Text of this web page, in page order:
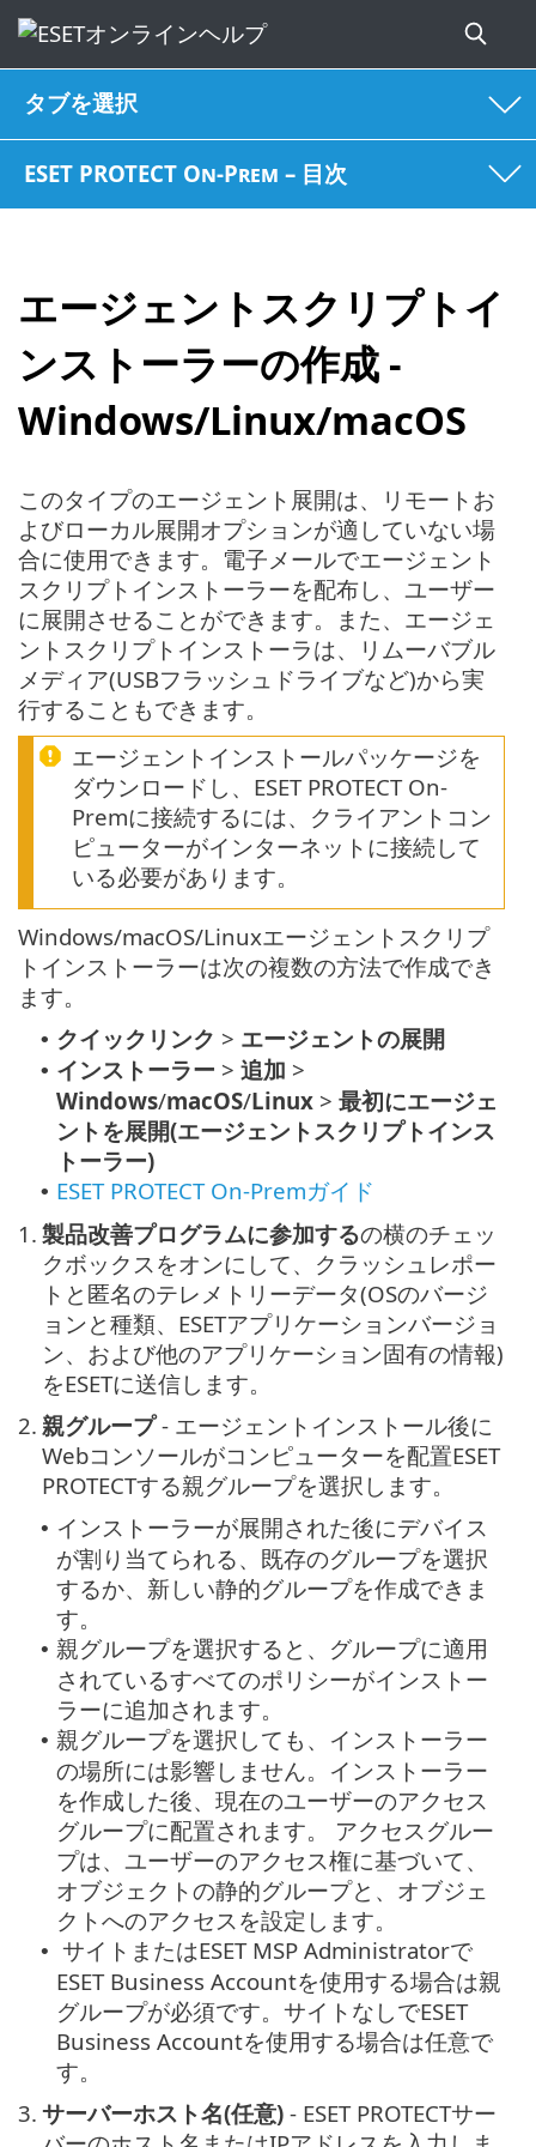
タブを選択
ESET PROTECT On-Prem – 目次
エージェントスクリプトイ
ンストーラーの作成 -
Windows/Linux/macOS
このタイプのエージェント展開は、リモートお
よびローカル展開オプションが適していない場
合に使用できます。電子メールでエージェント
スクリプトインストーラーを配布し、ユーザー
に展開させることができます。また、エージェ
ントスクリプトインストーラは、リムーバブル
メディア(USBフラッシュドライブなど)から実
行することもできます。
エージェントインストールパッケージを
ダウンロードし、ESET PROTECT On-
Premに接続するには、クライアントコン
ピューターがインターネットに接続して
いる必要があります。
Windows/macOS/Linuxエージェントスクリプ
トインストーラーは次の複数の方法で作成でき
ます。
• クイックリンク > エージェントの展開
• インストーラー > 追加 >
Windows/macOS/Linux > 最初にエージェ
ントを展開(エージェントスクリプトインス
トーラー)
• ESET PROTECT On-Premガイド
1. 製品改善プログラムに参加するの横のチェッ
クボックスをオンにして、クラッシュレポー
トと匿名のテレメトリーデータ(OSのバージ
ョンと種類、ESETアプリケーションバージョ
ン、および他のアプリケーション固有の情報)
をESETに送信します。
2. 親グループ- エージェントインストール後に
Webコンソールがコンピューターを配置ESET
PROTECTする親グループを選択します。
• インストーラーが展開された後にデバイス
が割り当てられる、既存のグループを選択
するか、新しい静的グループを作成できま
す。
• 親グループを選択すると、グループに適用
されているすべてのポリシーがインストー
ラーに追加されます。
• 親グループを選択しても、インストーラー
の場所には影響しません。インストーラー
を作成した後、現在のユーザーのアクセス
グループに配置されます。 アクセスグルー
プは、ユーザーのアクセス権に基づいて、
オブジェクトの静的グループと、オブジェ
クトへのアクセスを設定します。
• サイトまたはESET MSP Administratorで
ESET Business Accountを使用する場合は親
グループが必須です。サイトなしでESET
Business Accountを使用する場合は任意で
す。
3. サーバーホスト名(任意) - ESET PROTECTサー